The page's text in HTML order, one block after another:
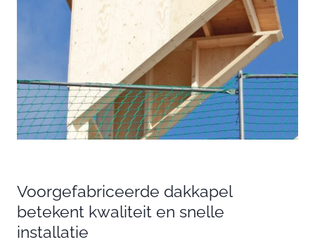
Voorgefabriceerde dakkapel
betekent kwaliteit en snelle
installatie